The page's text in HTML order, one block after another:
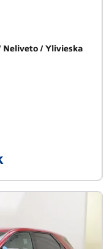
Neliveto Ylivieska